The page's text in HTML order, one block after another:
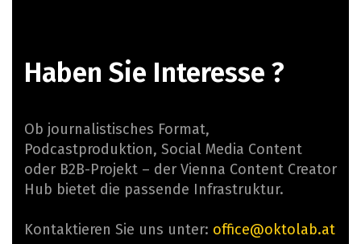
Haben Sie Interesse ?
Ob journalistisches Format,
Podcastproduktion, Social Media Content
oder B2B-Projekt – der Vienna Content Creator
Hub bietet die passende Infrastruktur.
Kontaktieren Sie uns unter: office@oktolab.at